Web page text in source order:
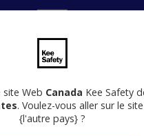
site Web Canada Kee Safety
. Voulez-vous aller sur le
{l'autre pays} ?